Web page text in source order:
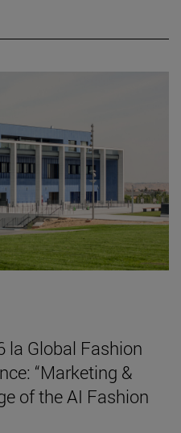
la Global Fashion
“Marketing &
of the AI Fashion